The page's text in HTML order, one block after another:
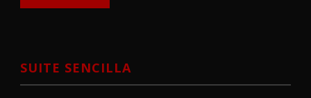
SUITE SENCILLA